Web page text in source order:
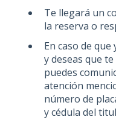
Te llegará un
la reserva o
En caso de
y deseas que
puedes
atención
número de
y cédula del